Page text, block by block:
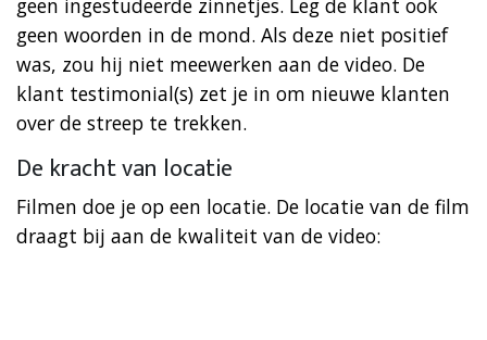
geen woorden in de mond. Als deze niet positief
was, zou hij niet meewerken aan de video. De
klant testimonial(s) zet je in om nieuwe klanten
over de streep te trekken.
De kracht van locatie
Filmen doe je op een locatie. De locatie van de film
draagt bij aan de kwaliteit van de video: